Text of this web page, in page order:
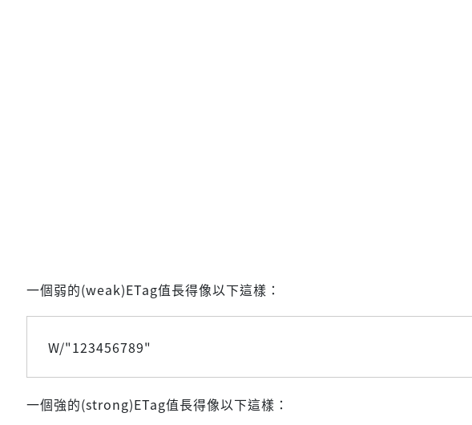
一個弱的(weak)ETag值長得像以下這樣：
W/"123456789"
一個強的(strong)ETag值長得像以下這樣：